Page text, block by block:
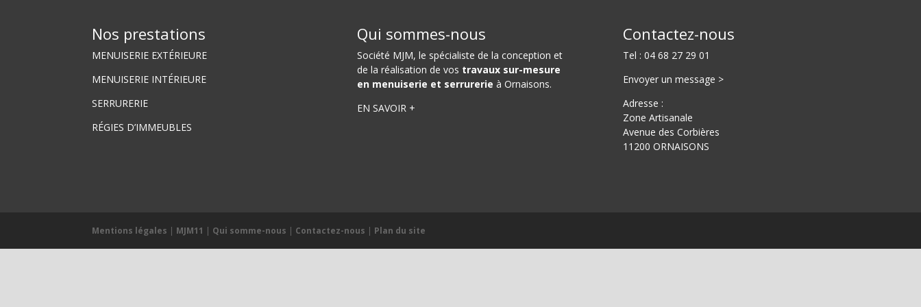
Nos prestations
MENUISERIE EXTÉRIEURE
MENUISERIE INTÉRIEURE
SERRURERIE
RÉGIES D’IMMEUBLES
Qui sommes-nous
Société MJM, le spécialiste de la conception et
de la réalisation de vos travaux sur-mesure
en menuiserie et serrurerie à Ornaisons.
EN SAVOIR +
Contactez-nous
Tel : 04 68 27 29 01
Envoyer un message >
Adresse :
Zone Artisanale
Avenue des Corbières
11200 ORNAISONS
Mentions légales | MJM11 | Qui somme-nous | Contactez-nous | Plan du site